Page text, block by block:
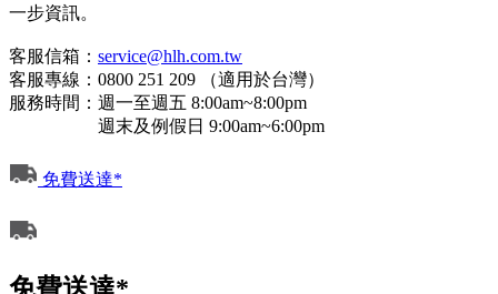
一步資訊。
客服信箱： service@hlh.com.tw
客服專線：0800 251 209 （適用於台灣）
服務時間：週一至週五 8:00am~8:00pm
週末及例假日 9:00am~6:00pm
免費送達*